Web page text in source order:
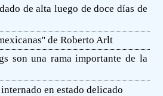
de alta luego de doce días de
de Roberto Arlt
son una rama importante de la
en estado delicado